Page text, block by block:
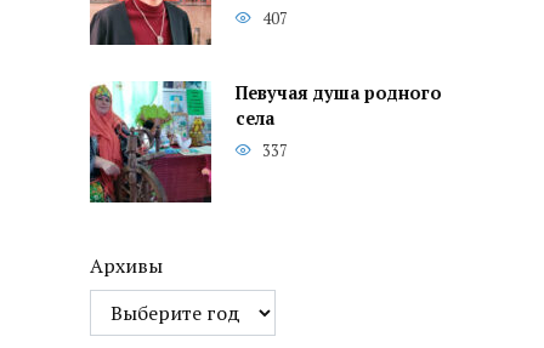
407
Певучая душа родного
села
337
Архивы